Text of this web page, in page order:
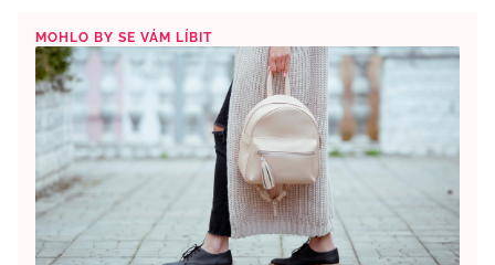
MOHLO BY SE VÁM LÍBIT